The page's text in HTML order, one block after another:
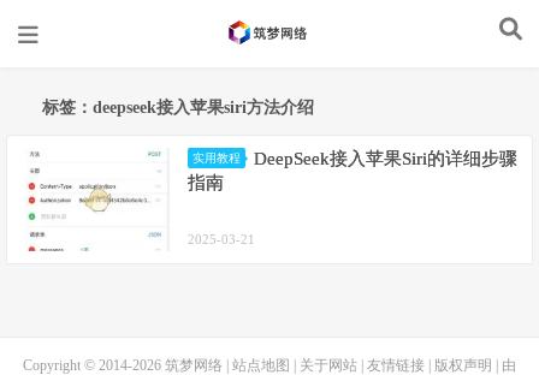
标签：deepseek接入苹果siri方法介绍
实用教程
DeepSeek接入苹果Siri的详细步骤
指南
2025-03-21
Copyright © 2014-2026 筑梦网络 站点地图 关于网站 友情链接 版权声明
| 由